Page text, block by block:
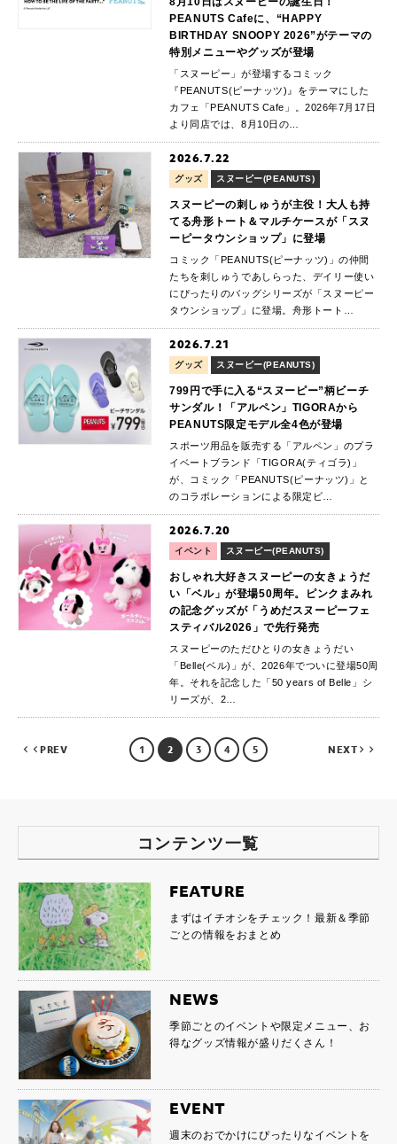
PEANUTS Cafeに、“HAPPY
BIRTHDAY SNOOPY 2026”がテーマの
特別メニューやグッズが登場
「スヌーピー」が登場するコミック
『PEANUTS(ピーナッツ)』をテーマにした
カフェ「PEANUTS Cafe」。2026年7月17日
より同店では、8月10日の…
2026.7.22
グッズ スヌーピー(PEANUTS)
スヌーピーの刺しゅうが主役！大人も持
てる舟形トート＆マルチケースが「スヌ
ーピータウンショップ」に登場
コミック「PEANUTS(ピーナッツ)」の仲間
たちを刺しゅうであしらった、デイリー使い
にぴったりのバッグシリーズが「スヌーピー
タウンショップ」に登場。舟形トート…
2026.7.21
グッズ スヌーピー(PEANUTS)
799円で手に入る“スヌーピー”柄ビーチ
サンダル！「アルペン」TIGORAから
PEANUTS限定モデル全4色が登場
スポーツ用品を販売する「アルペン」のプラ
イベートブランド「TIGORA(ティゴラ)」
が、コミック「PEANUTS(ピーナッツ)」と
のコラボレーションによる限定ビ…
2026.7.20
イベント スヌーピー(PEANUTS)
おしゃれ大好きスヌーピーの女きょうだ
い「ベル」が登場50周年。ピンクまみれ
の記念グッズが「うめだスヌーピーフェ
スティバル2026」で先行発売
スヌーピーのただひとりの女きょうだい
「Belle(ベル)」が、2026年でついに登場50周
年。それを記念した「50 years of Belle」シ
リーズが、2…
PREV 1 2 3 4 5 NEXT
コンテンツ一覧
FEATURE
まずはイチオシをチェック！最新＆季節
ごとの情報をおまとめ
NEWS
季節ごとのイベントや限定メニュー、お
得なグッズ情報が盛りだくさん！
EVENT
週末のおでかけにぴったりなイベントを